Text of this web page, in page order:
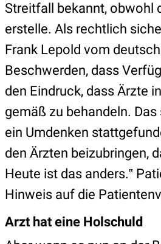
Streitfall bekannt, obwohl
erstelle. Als rechtlich
Frank Lepold vom
Beschwerden, dass
den Eindruck, dass Ärzte
gemäß zu behandeln.
ein Umdenken
den Ärzten beizubringen,
Heute ist das anders.‟
Hinweis auf die
Arzt hat eine Holschuld